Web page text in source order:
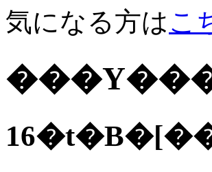
気になる方はこ